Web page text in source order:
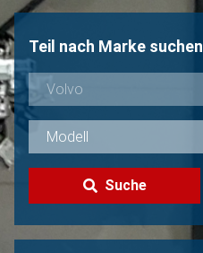
Teil nach Marke suchen
Suche